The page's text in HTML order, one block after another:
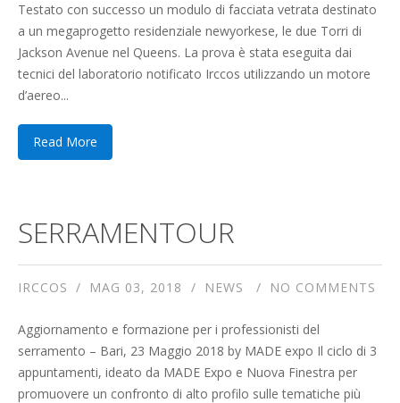
Testato con successo un modulo di facciata vetrata destinato
a un megaprogetto residenziale newyorkese, le due Torri di
Jackson Avenue nel Queens. La prova è stata eseguita dai
tecnici del laboratorio notificato Irccos utilizzando un motore
d’aereo...
Read More
SERRAMENTOUR
IRCCOS MAG 03, 2018 NEWS NO COMMENTS
Aggiornamento e formazione per i professionisti del
serramento – Bari, 23 Maggio 2018 by MADE expo Il ciclo di 3
appuntamenti, ideato da MADE Expo e Nuova Finestra per
promuovere un confronto di alto profilo sulle tematiche più